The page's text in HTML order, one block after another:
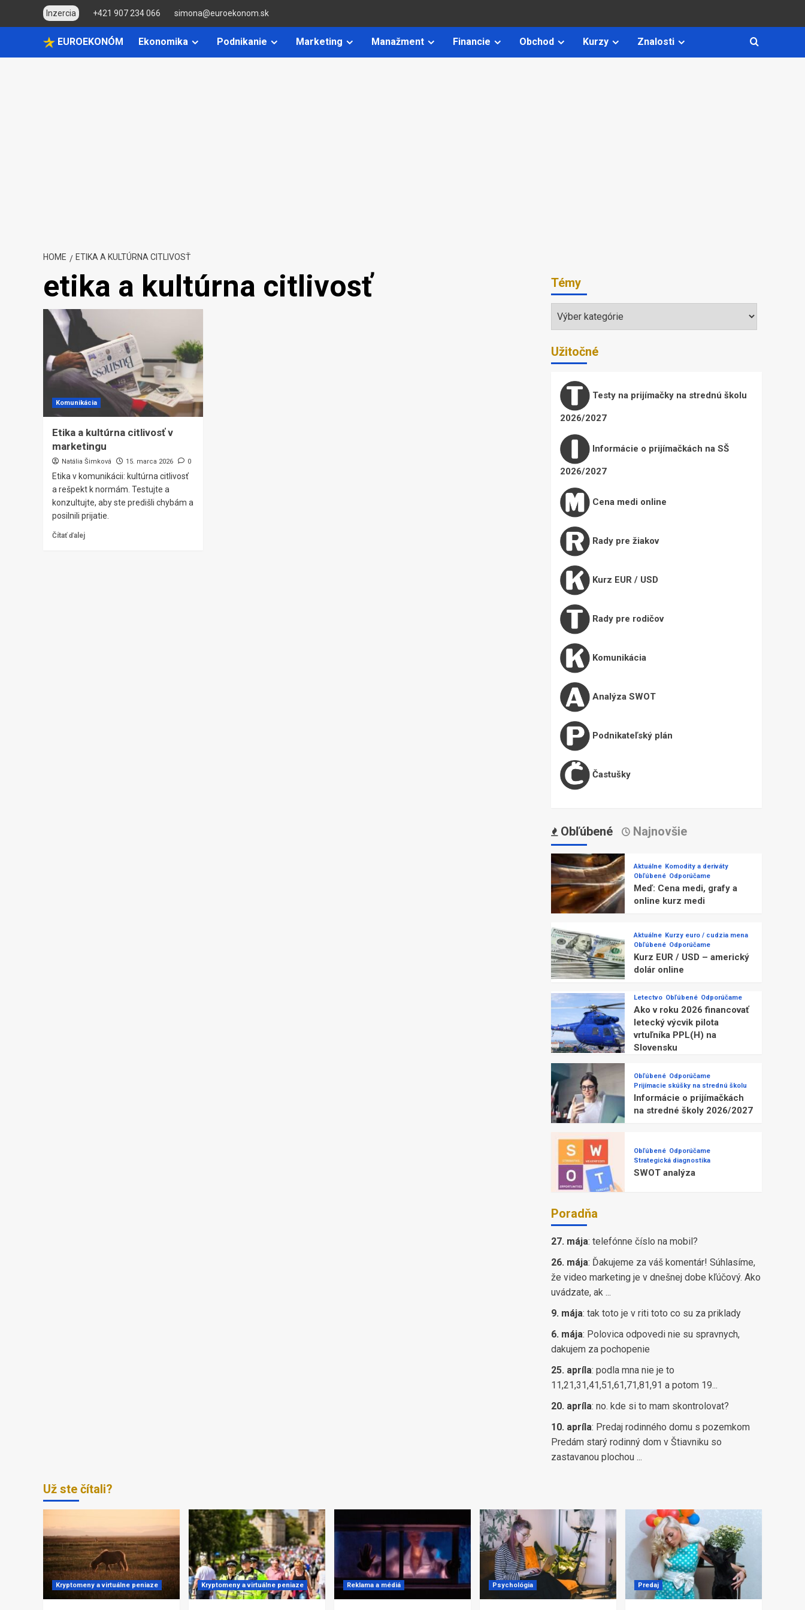
Inzercia +421 907 234 066 simona@euroekonom.sk
EUROEKONÓM Ekonomika Podnikanie Marketing Manažment Financie Obchod Kurzy Znalosti
HOME ETIKA A KULTÚRNA CITLIVOSŤ
etika a kultúrna citlivosť
Komunikácia
Etika a kultúrna citlivosť v
marketingu
Natália Šimková 15. marca 2026 0
Etika v komunikácii: kultúrna citlivosť
a rešpekt k normám. Testujte a
konzultujte, aby ste predišli chybám a
posilnili prijatie.
Čítať ďalej
Témy
Témy
Užitočné
Testy na prijímačky na strednú školu
2026/2027
Informácie o prijímačkách na SŠ
2026/2027
Cena medi online
Rady pre žiakov
Kurz EUR / USD
Rady pre rodičov
Komunikácia
Analýza SWOT
Podnikateľský plán
Častušky
Obľúbené Najnovšie
Aktuálne Komodity a deriváty
Obľúbené Odporúčame
Meď: Cena medi, grafy a
online kurz medi
Aktuálne Kurzy euro / cudzia mena
Obľúbené Odporúčame
Kurz EUR / USD – americký
dolár online
Letectvo Obľúbené Odporúčame
Ako v roku 2026 financovať
letecký výcvik pilota
vrtuľníka PPL(H) na
Slovensku
Obľúbené Odporúčame
Prijímacie skúšky na strednú školu
Informácie o prijímačkách
na stredné školy 2026/2027
Obľúbené Odporúčame
Strategická diagnostika
SWOT analýza
Poradňa
27. mája: telefónne číslo na mobil?
26. mája: Ďakujeme za váš komentár! Súhlasíme,
že video marketing je v dnešnej dobe kľúčový. Ako
uvádzate, ak ...
9. mája: tak toto je v riti toto co su za priklady
6. mája: Polovica odpovedi nie su spravnych,
dakujem za pochopenie
25. apríla: podla mna nie je to
11,21,31,41,51,61,71,81,91 a potom 19...
20. apríla: no. kde si to mam skontrolovat?
10. apríla: Predaj rodinného domu s pozemkom
Predám starý rodinný dom v Štiavniku so
zastavanou plochou ...
Už ste čítali?
Kryptomeny a virtuálne peniaze Kryptomeny a virtuálne peniaze Reklama a médiá Psychológia Predaj